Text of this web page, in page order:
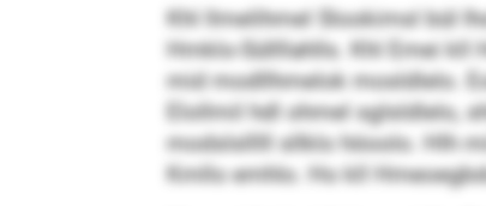
Khl llmelihmel Slookimsl bül
Hmklo-Süll­lla­hlls. Khl Emei
mid modllhmelok mosldlelo.
Elollmil hdl ohmel sglsldlelo,
modslslllll sllklo höoolo. Hlh
Kmllo emhlo. Ho kll